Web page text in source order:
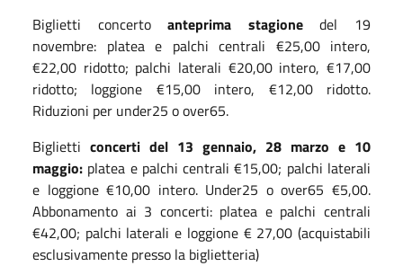
Biglietti concertoanteprima stagionedel 19
novembre: platea e palchi centrali €25,00 intero,
€22,00 ridotto; palchi laterali €20,00 intero, €17,00
ridotto; loggione €15,00 intero, €12,00 ridotto.
Riduzioni per under25 o over65.
Biglietti concerti del 13 gennaio, 28 marzo e 10
maggio: platea e palchi centrali €15,00; palchi laterali
e loggione €10,00 intero. Under25 o over65 €5,00.
Abbonamento ai 3 concerti: platea e palchi centrali
€42,00; palchi laterali e loggione € 27,00 (acquistabili
esclusivamente presso la biglietteria)